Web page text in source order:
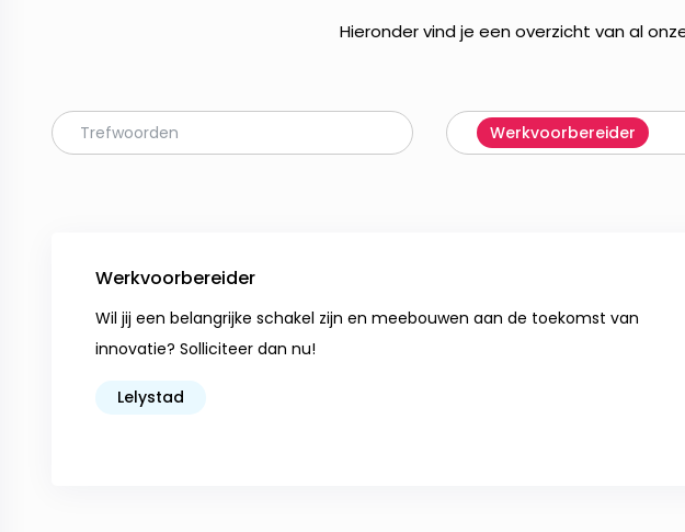
Hieronder vind je een overzicht van al
Werkvoorbereider
Werkvoorbereider
Wil jij een belangrijke schakel zijn en meebouwen aan de toekomst van
innovatie? Solliciteer dan nu!
Lelystad